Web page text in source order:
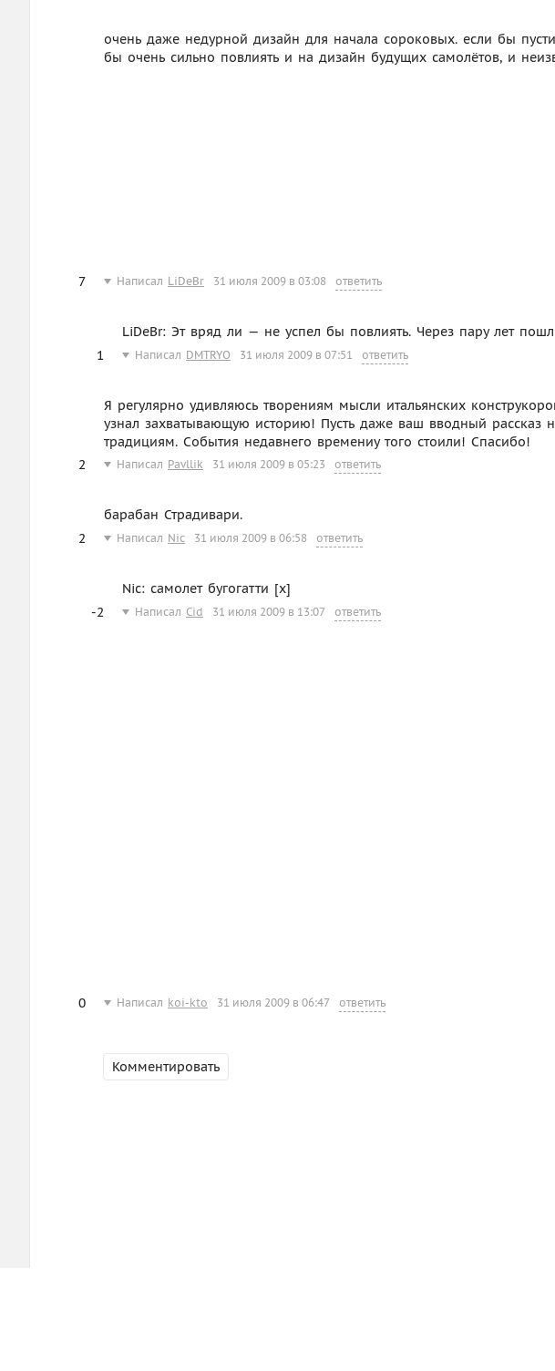
очень даже недурной дизайн для начала сороковых. если бы
бы очень сильно повлиять и на дизайн будущих самолётов, и
7 Написал LiDeBr 31 июля 2009 в 03:08 ответить
LiDeBr: Эт вряд ли — не успел бы повлиять. Через пару лет
1
Написал DMTRYO 31 июля 2009 в 07:51 ответить
Я регулярно удивляюсь творениям мысли итальянских
узнал захватывающую историю! Пусть даже ваш вводный рассказ
традициям. События недавнего времениу того стоили! Спасибо!
2
Написал Pavllik 31 июля 2009 в 05:23 ответить
барабан Страдивари.
2
Написал Nic 31 июля 2009 в 06:58 ответить
Nic: самолет бугогатти [x]
-2
Написал Cid 31 июля 2009 в 13:07 ответить
0 Написал koi-kto 31 июля 2009 в 06:47 ответить
Комментировать